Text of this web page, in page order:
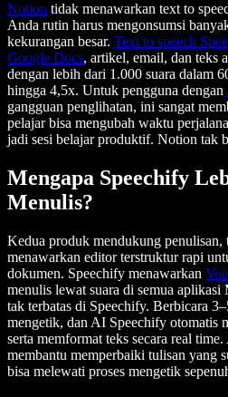
Notion tidak menawarkan text to
Anda rutin harus mengonsumsi
kekurangan besar. Text to speech
Google Docs, artikel, email, dan teks
dengan lebih dari 1.000 suara dalam
hingga 4,5x. Untuk pengguna dengan
gangguan penglihatan, ini sangat
pelajar bisa mengubah waktu
jadi sesi belajar produktif. Notion tak
Mengapa Speechify
Menulis?
Kedua produk mendukung penulisan,
menawarkan editor terstruktur rapi
dokumen. Speechify menawarkan
menulis lewat suara di semua
tak terbatas di Speechify. Berbicara
mengetik, dan AI Speechify otomatis
serta memformat teks secara real
membantu memperbaiki tulisan yang
bisa melewati proses mengetik